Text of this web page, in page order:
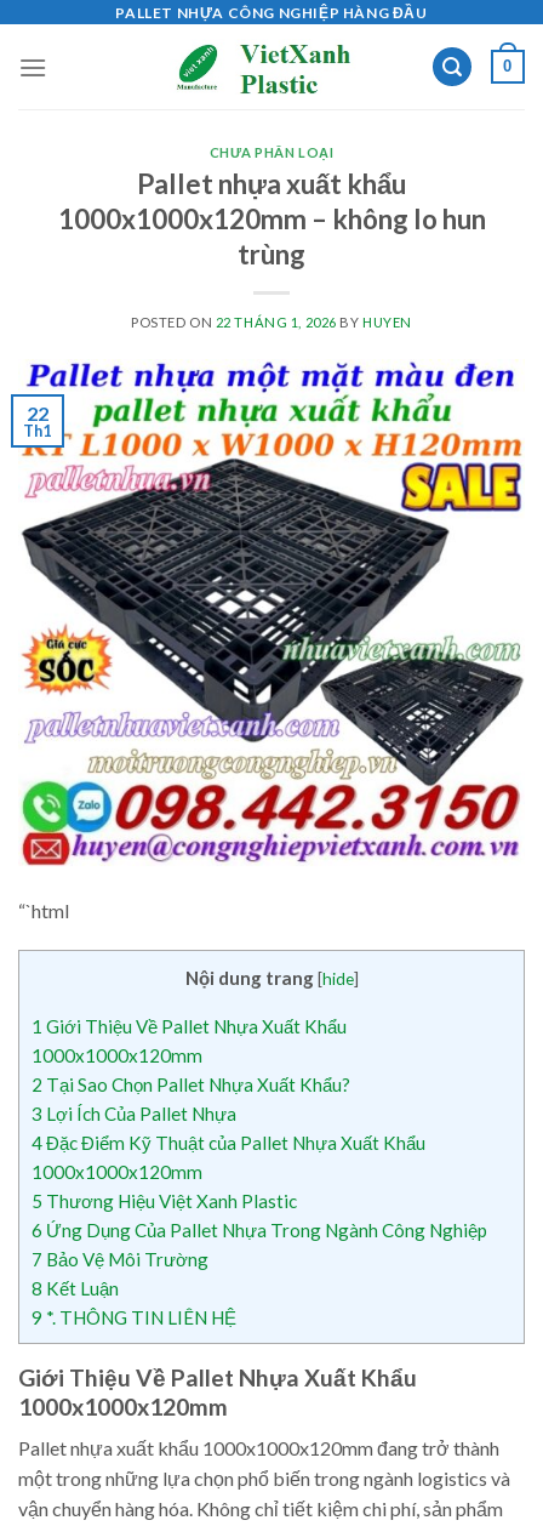
content
PALLET NHỰA CÔNG NGHIỆP HÀNG ĐẦU
0
CHƯA PHÂN LOẠI
Pallet nhựa xuất khẩu
1000x1000x120mm – không lo hun
trùng
POSTED ON 22 THÁNG 1, 2026 BY HUYEN
22
Th1
“`html
Nội dung trang [hide]
1 Giới Thiệu Về Pallet Nhựa Xuất Khẩu
1000x1000x120mm
2 Tại Sao Chọn Pallet Nhựa Xuất Khẩu?
3 Lợi Ích Của Pallet Nhựa
4Đặc Điểm Kỹ Thuật của Pallet Nhựa Xuất Khẩu
1000x1000x120mm
5 Thương Hiệu Việt Xanh Plastic
6 Ứng Dụng Của Pallet Nhựa Trong Ngành Công Nghiệp
7 Bảo Vệ Môi Trường
8 Kết Luận
9 *. THÔNG TIN LIÊN HỆ
Giới Thiệu Về Pallet Nhựa Xuất Khẩu
1000x1000x120mm
Pallet nhựa xuất khẩu 1000x1000x120mm đang trở thành
một trong những lựa chọn phổ biến trong ngành logistics và
vận chuyển hàng hóa. Không chỉ tiết kiệm chi phí, sản phẩm